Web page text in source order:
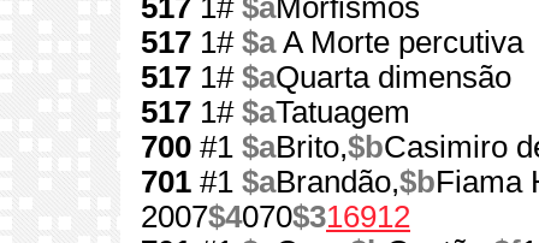
517 1# $aMorfismos
517 1# $aA Morte percutiva
517 1# $aQuarta dimensão
517 1# $aTatuagem
700 #1 $aBrito,$bCasimiro
701 #1 $aBrandão,$bFiama
2007$4070$316912